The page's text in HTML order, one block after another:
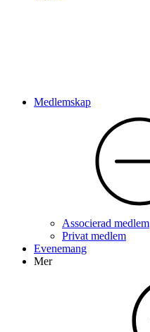
Medlemskap
Associerad medlem
Privat medlem
Evenemang
Mer